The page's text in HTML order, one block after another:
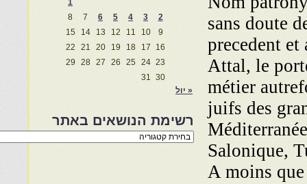
sans doute
precedent et
Attal, le
métier
juifs des
Salonique,
A moins
1
2
3
4
5
6
7
8
9
10
11
12
13
14
15
16
17
18
19
20
21
22
23
24
25
26
27
28
29
30
31
« יול
רשימת הנושאים באתר
רשימת
הנושאים